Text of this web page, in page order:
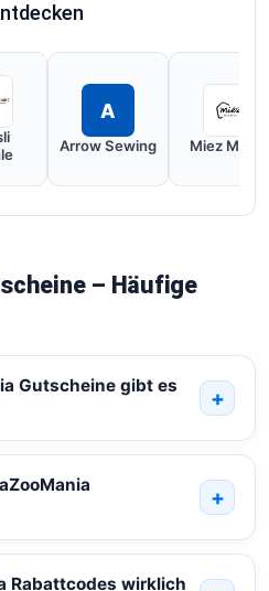
A
Arrow Sewing Miez Magic
– Häufige
Gutscheine gibt es
Rabattcodes wirklich